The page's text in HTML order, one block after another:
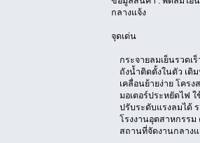
กลางแจ้ง
จุดเด่น
กระจายลมเย็นรวดเ
ถังน้ำติดตั้งในตัว เติ
เคลื่อนย้ายง่าย โครง
มอเตอร์ประหยัดไฟ ใ
ปรับระดับแรงลมได้ ร
โรงงานอุตสาหกรรม
สถานที่จัดงานกลางแ